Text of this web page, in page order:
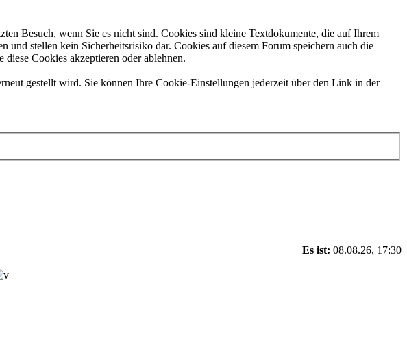
Besuch, wenn Sie es nicht sind. Cookies sind kleine Textdokumente, die auf Ihrem
und stellen kein Sicherheitsrisiko dar. Cookies auf diesem Forum speichern auch die
Cookies akzeptieren oder ablehnen.
gestellt wird. Sie können Ihre Cookie-Einstellungen jederzeit über den Link in der
Es ist: 08.08.26, 17:30